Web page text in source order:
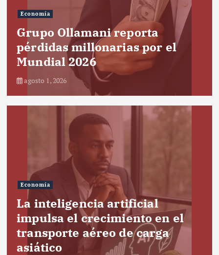
Economía
Grupo Ollamani reporta
pérdidas millonarias por el
Mundial 2026
agosto 1, 2026
Economía
La inteligencia artificial
impulsa el crecimiento en el
transporte aéreo de carga
asiático